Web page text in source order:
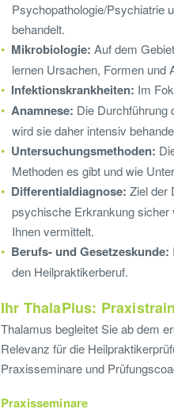
Psychopathologie/Psychiatrie
behandelt.
Mikrobiologie: Auf dem
lernen Ursachen, Formen und
Infektionskrankheiten: Im
Anamnese: Die Durchführung
wird sie daher intensiv
Untersuchungsmethoden:
Methoden es gibt und wie
Differentialdiagnose: Ziel der
psychische Erkrankung sicher
Ihnen vermittelt.
Berufs- und Gesetzeskunde:
den Heilpraktikerberuf.
Ihr ThalaPlus:
Thalamus begleitet Sie ab dem
Relevanz für die
Praxisseminare und
Praxisseminare